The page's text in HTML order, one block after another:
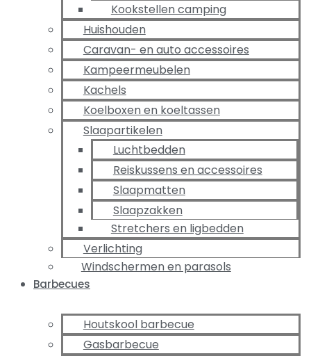
Kookstellen camping
Huishouden
Caravan- en auto accessoires
Kampeermeubelen
Kachels
Koelboxen en koeltassen
Slaapartikelen
Luchtbedden
Reiskussens en accessoires
Slaapmatten
Slaapzakken
Stretchers en ligbedden
Verlichting
Windschermen en parasols
Barbecues
Houtskool barbecue
Gasbarbecue